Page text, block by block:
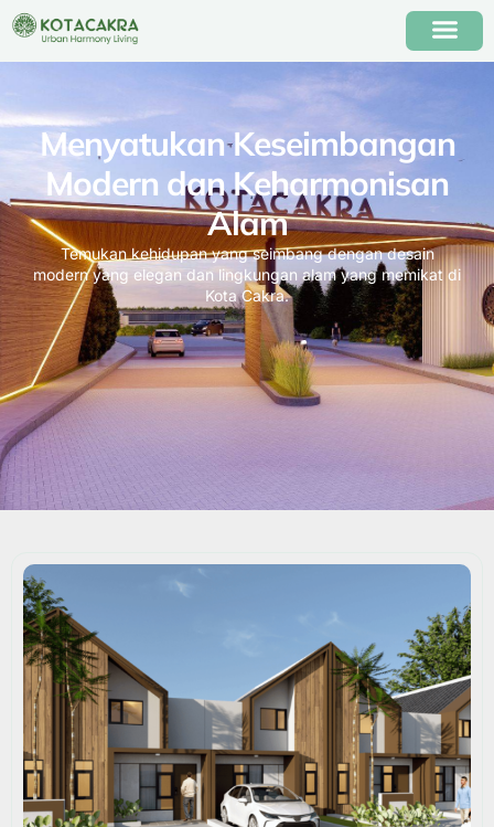
Menyatukan Keseimbangan
Modern dan Keharmonisan
Alam
Temukan kehidupan yang seimbang dengan desain
modern yang elegan dan lingkungan alam yang memikat di
Kota Cakra.